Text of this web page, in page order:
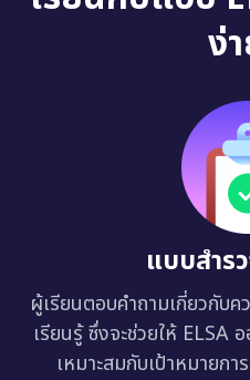
ง่
แบบสำร
ผู้เรียนตอบคำถามเกี่ยวกับค
เรียนรู้ ซึ่งจะช่วยให้ ELSA
เหมาะสมกับเป้าหมายก